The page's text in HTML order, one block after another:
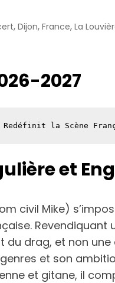
, Dijon, France, La
2027
la Scène
et
civil Mike)
du drag, et non
et son
et gitane, il